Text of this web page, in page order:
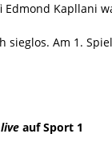
Edmond Kapllani
sieglos. Am 1.
live auf Sport 1